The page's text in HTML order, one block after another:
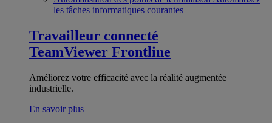
les tâches informatiques courantes
Travailleur connecté
TeamViewer Frontline
Améliorez votre efficacité avec la réalité augmentée
industrielle.
En savoir plus